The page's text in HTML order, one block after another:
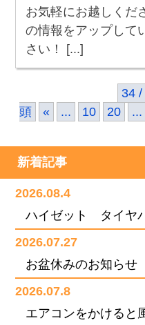
お気軽にお越しくだ
の情報をアップして
さい！ [...]
34
頭
« ... 10 20 ...
新着記事
2026.08.4
ハイゼット タイヤ
2026.07.27
お盆休みのお知らせ
2026.07.8
エアコンをかけると